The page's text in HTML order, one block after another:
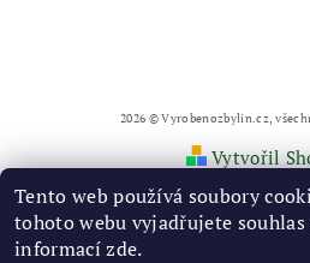
2026 © Vyrobenozbylin.cz,
Vytvořil
Tento web používá soubory
tohoto webu vyjadřujete
informacízde.